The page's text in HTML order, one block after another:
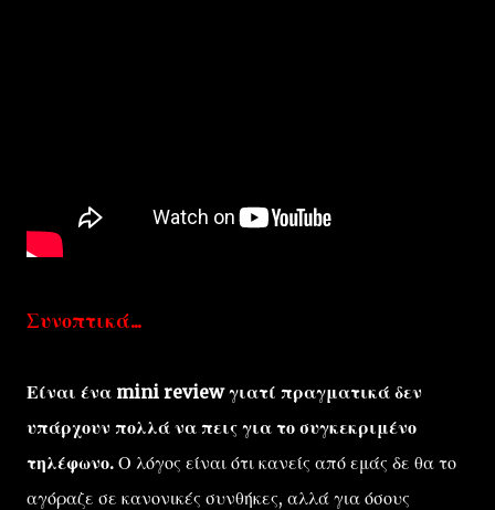
Συνοπτικά...
Είναι ένα mini review γιατί πραγματικά δεν
υπάρχουν πολλά να πεις για το συγκεκριμένο
τηλέφωνο. Ο λόγος είναι ότι κανείς από εμάς δε θα το
αγόραζε σε κανονικές συνθήκες, αλλά για όσους